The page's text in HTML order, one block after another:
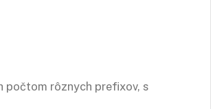
počtom rôznych prefixov, s